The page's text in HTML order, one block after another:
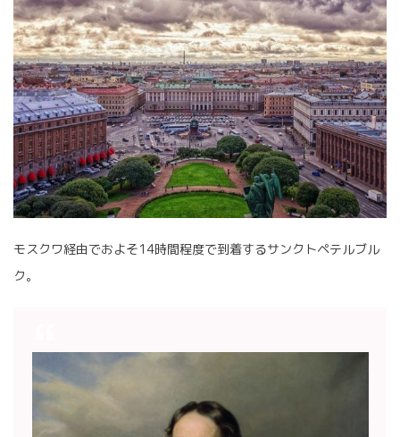
モスクワ経由でおよそ14時間程度で到着するサンクトペテルブル
ク。